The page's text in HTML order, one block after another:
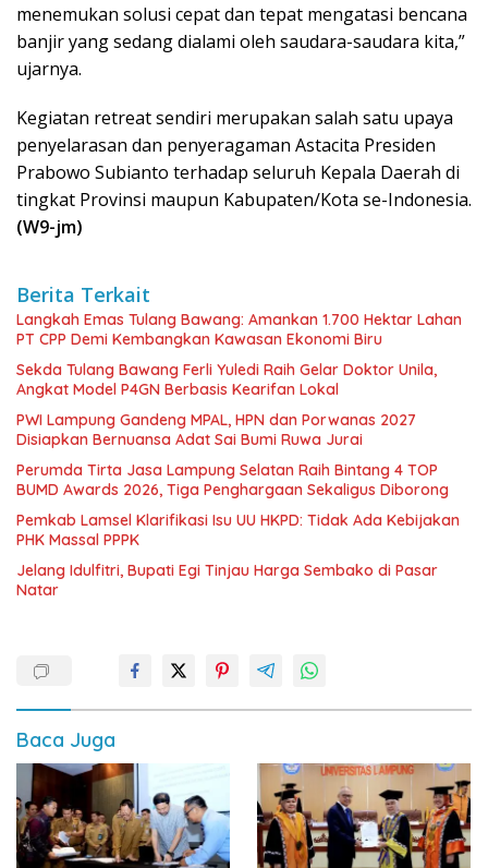
menemukan solusi cepat dan tepat mengatasi bencana
banjir yang sedang dialami oleh saudara-saudara kita,”
ujarnya.
Kegiatan retreat sendiri merupakan salah satu upaya
penyelarasan dan penyeragaman Astacita Presiden
Prabowo Subianto terhadap seluruh Kepala Daerah di
tingkat Provinsi maupun Kabupaten/Kota se-Indonesia.
(W9-jm)
Berita Terkait
Langkah Emas Tulang Bawang: Amankan 1.700 Hektar Lahan
PT CPP Demi Kembangkan Kawasan Ekonomi Biru
Sekda Tulang Bawang Ferli Yuledi Raih Gelar Doktor Unila,
Angkat Model P4GN Berbasis Kearifan Lokal
PWI Lampung Gandeng MPAL, HPN dan Porwanas 2027
Disiapkan Bernuansa Adat Sai Bumi Ruwa Jurai
Perumda Tirta Jasa Lampung Selatan Raih Bintang 4 TOP
BUMD Awards 2026, Tiga Penghargaan Sekaligus Diborong
Pemkab Lamsel Klarifikasi Isu UU HKPD: Tidak Ada Kebijakan
PHK Massal PPPK
Jelang Idulfitri, Bupati Egi Tinjau Harga Sembako di Pasar
Natar
Baca Juga